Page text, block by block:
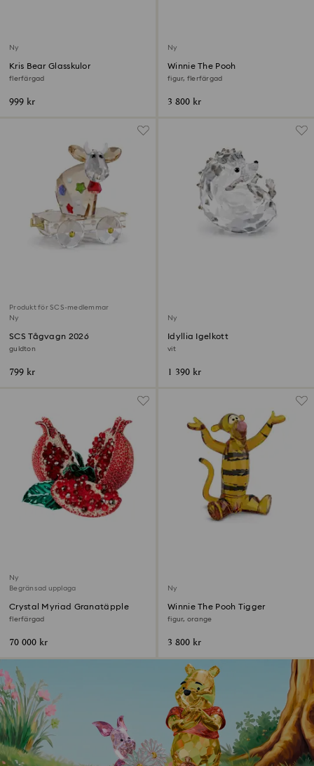
Ny
Kris Bear Glasskulor
flerfärgad
999 kr
Ny
Winnie The Pooh
figur, flerfärgad
3 800 kr
Produkt för SCS-medlemmar
Ny
SCS Tågvagn 2026
guldton
799 kr
Ny
Idyllia Igelkott
vit
1 390 kr
Ny
Begränsad upplaga
Crystal Myriad Granatäpple
flerfärgad
70 000 kr
Ny
Winnie The Pooh Tigger
figur, orange
3 800 kr